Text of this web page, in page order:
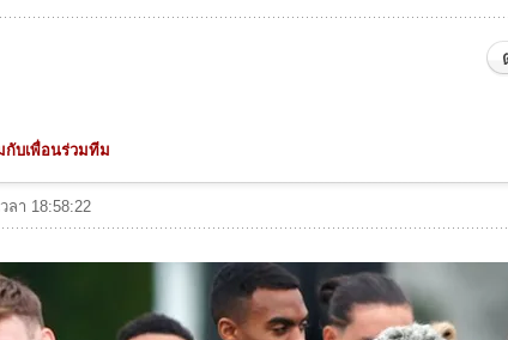
กับเพื่อนร่วมทีม
ลา 18:58:22